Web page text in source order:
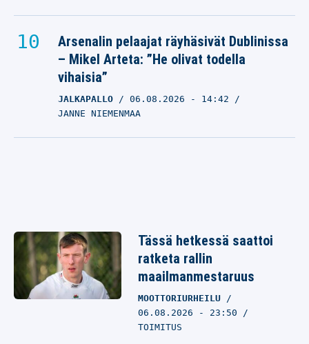
Arsenalin pelaajat räyhäsivät Dublinissa
– Mikel Arteta: ”He olivat todella
vihaisia”
JALKAPALLO 06.08.2026 - 14:42
JANNE NIEMENMAA
Tässä hetkessä saattoi
ratketa rallin
maailmanmestaruus
MOOTTORIURHEILU
06.08.2026 - 23:50
TOIMITUS